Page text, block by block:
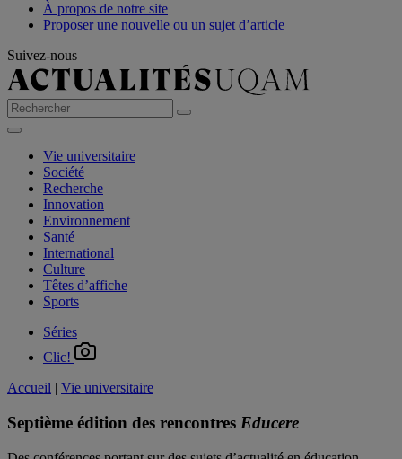
À propos de notre site
Proposer une nouvelle ou un sujet d’article
Suivez-nous
Vie universitaire
Société
Recherche
Innovation
Environnement
Santé
International
Culture
Têtes d’affiche
Sports
Séries
Clic!
Accueil | Vie universitaire
Septième édition des rencontres Educere